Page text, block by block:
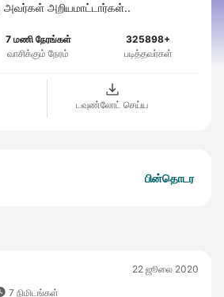
அறியமாட்டார்கள்..
7 மணி நேரங்கள்
வாசிக்கும் நேரம்
325898+
படித்தவர்கள்
டவுண்லோட் செய்ய
பின்தொடர
7 நிமிடங்கள்
22 ஜூலை 2020